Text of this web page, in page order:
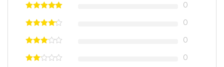
0
0
0
0